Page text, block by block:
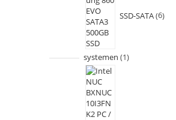
SSD-SATA 6
systemen 1